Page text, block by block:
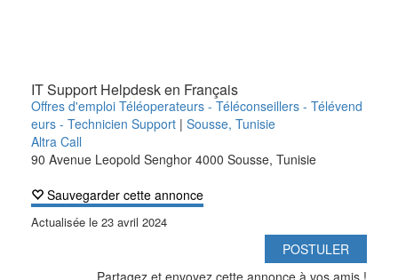
IT Support Helpdesk en Français
Offres d'emploi Téléoperateurs - Téléconseillers - Télévend
eurs - Technicien Support | Sousse, Tunisie
Altra Call
90 Avenue Leopold Senghor 4000 Sousse, Tunisie
Sauvegarder cette annonce
Actualisée le 23 avril 2024
POSTULER
Partagez et envoyez cette annonce à vos amis !